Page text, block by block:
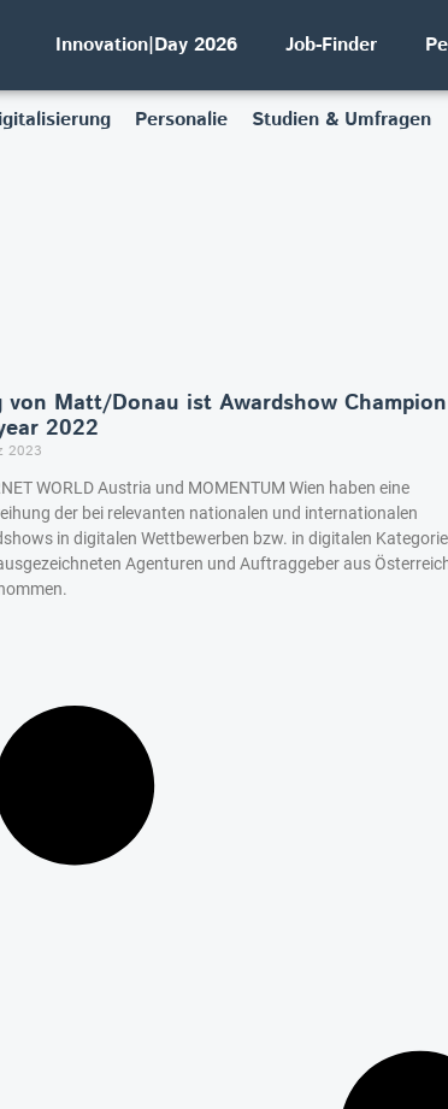
Innovation|Day 2026 Job-Finder
Personalie Studien & Umfragen
von Matt/Donau ist Awardshow
2022
2023
WORLD Austria und MOMENTUM Wien haben eine
der bei relevanten nationalen und internationalen
in digitalen Wettbewerben bzw. in digitalen
Agenturen und Auftraggeber aus